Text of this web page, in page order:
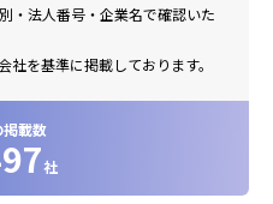
・法人番号・企業名で確認いた
を基準に掲載しております。
載数
社